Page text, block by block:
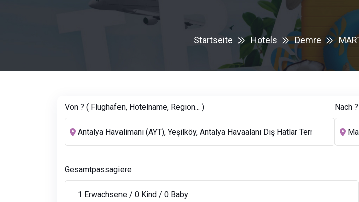
Startseite Hotels Demre
Von ? ( Flughafen, Hotelname, Region... ) Nach
Gesamtpassagiere